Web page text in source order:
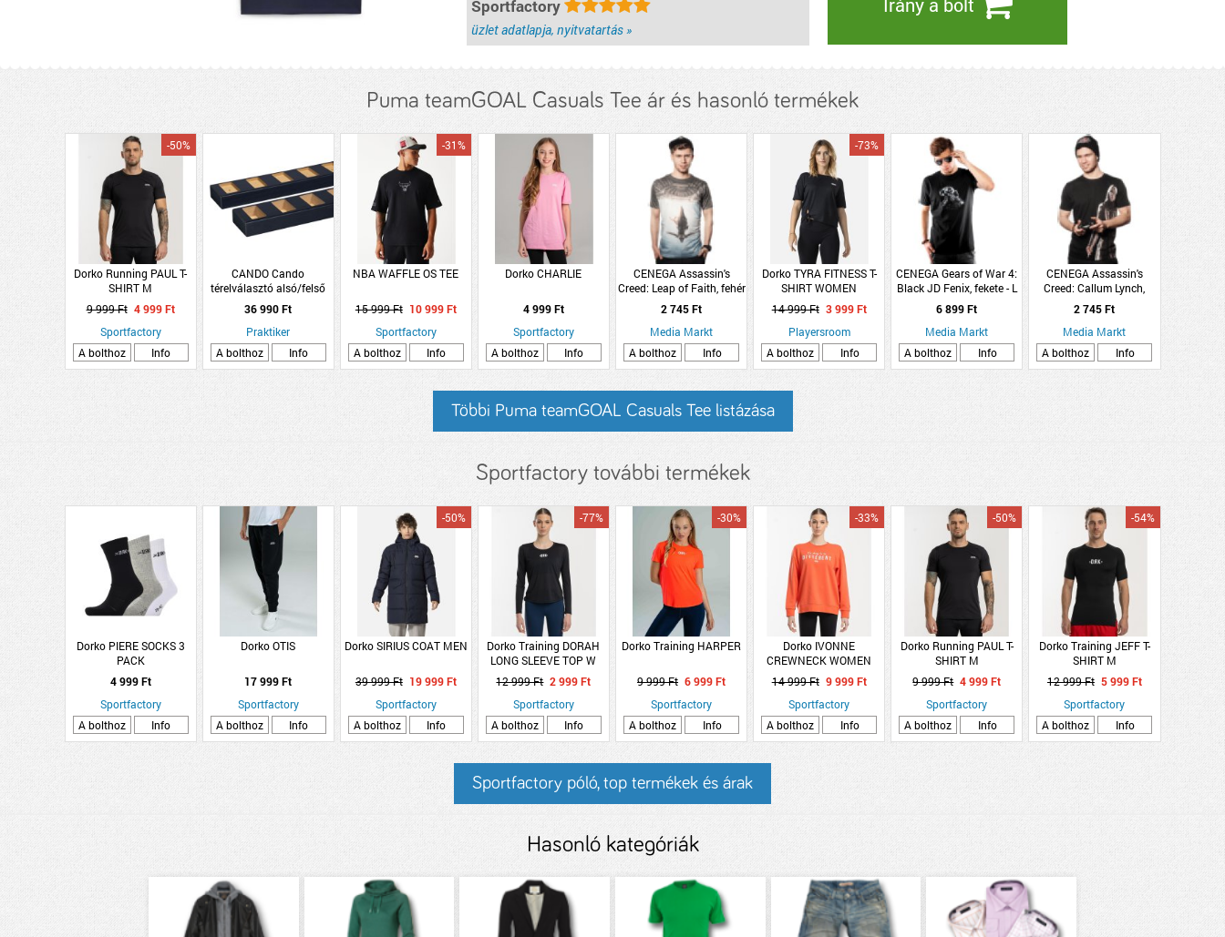
Sportfactory
üzlet adatlapja, nyitvatartás »
Puma teamGOAL Casuals Tee ár és hasonló termékek
Dorko Running PAUL T-
SHIRT M
-50%
9 999 Ft 4 999 Ft
Sportfactory
A bolthoz
Info
CANDO Cando
térelválasztó alsó/felső
profil MDF 90° láva fekete
1 szett 100 cm
36 990 Ft
Praktiker
A bolthoz
Info
NBA WAFFLE OS TEE
-31%
15 999 Ft 10 999 Ft
Sportfactory
A bolthoz
Info
Dorko CHARLIE
4 999 Ft
Sportfactory
A bolthoz
Info
CENEGA Assassin's
Creed: Leap of Faith, fehér
- S (Póló)
2 745 Ft
Media Markt
A bolthoz
Info
Dorko TYRA FITNESS T-
SHIRT WOMEN
-73%
14 999 Ft 3 999 Ft
Playersroom
A bolthoz
Info
CENEGA Gears of War 4:
Black JD Fenix, fekete - L
(Póló)
6 899 Ft
Media Markt
A bolthoz
Info
CENEGA Assassin's
Creed: Callum Lynch,
fekete - S (Póló)
2 745 Ft
Media Markt
A bolthoz
Info
Többi Puma teamGOAL Casuals Tee listázása
Sportfactory további termékek
Dorko PIERE SOCKS 3
PACK
4 999 Ft
Sportfactory
A bolthoz
Info
Dorko OTIS
17 999 Ft
Sportfactory
A bolthoz
Info
Dorko SIRIUS COAT MEN
-50%
39 999 Ft 19 999 Ft
Sportfactory
A bolthoz
Info
Dorko Training DORAH
LONG SLEEVE TOP W
-77%
12 999 Ft 2 999 Ft
Sportfactory
A bolthoz
Info
Dorko Training HARPER
-30%
9 999 Ft 6 999 Ft
Sportfactory
A bolthoz
Info
Dorko IVONNE
CREWNECK WOMEN
-33%
14 999 Ft 9 999 Ft
Sportfactory
A bolthoz
Info
Dorko Running PAUL T-
SHIRT M
-50%
9 999 Ft 4 999 Ft
Sportfactory
A bolthoz
Info
Dorko Training JEFF T-
SHIRT M
-54%
12 999 Ft 5 999 Ft
Sportfactory
A bolthoz
Info
Sportfactory póló, top termékek és árak
Hasonló kategóriák